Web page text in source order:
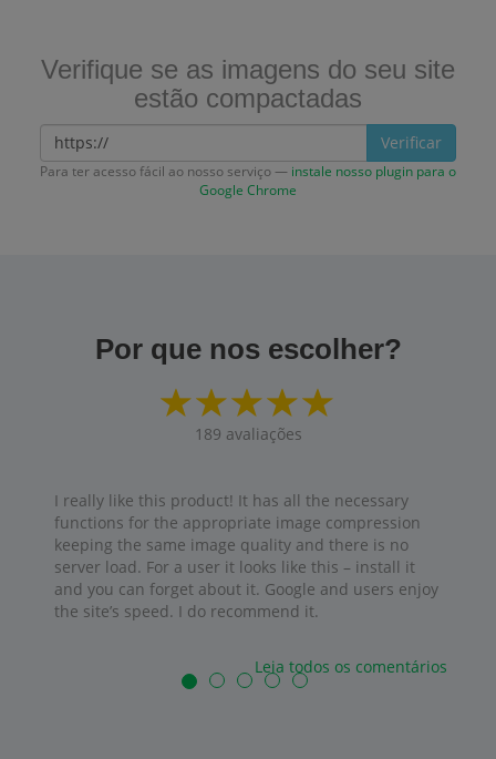
Verifique se as imagens do seu site
estão compactadas
Verificar
Para ter acesso fácil ao nosso serviço — instale nosso plugin para o
Google Chrome
Por que nos escolher?
189 avaliações
I really like this product! It has all the necessary
functions for the appropriate image compression
keeping the same image quality and there is no
server load. For a user it looks like this – install it
and you can forget about it. Google and users enjoy
the site’s speed. I do recommend it.
Leia todos os comentários